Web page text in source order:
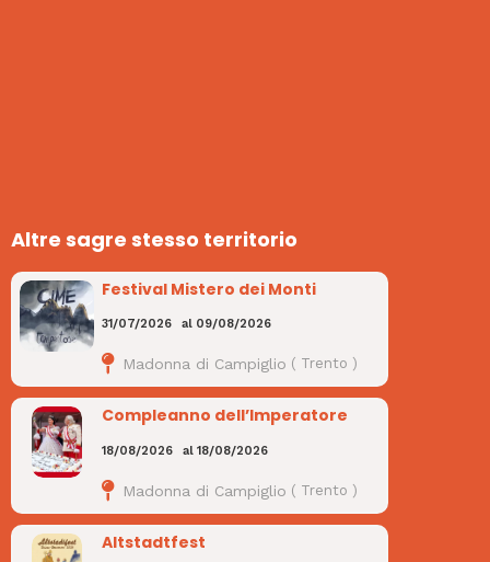
Altre sagre stesso territorio
Festival Mistero dei Monti
31/07/2026 al 09/08/2026
Madonna di Campiglio ( Trento )
Compleanno dell’Imperatore
18/08/2026 al 18/08/2026
Madonna di Campiglio ( Trento )
Altstadtfest